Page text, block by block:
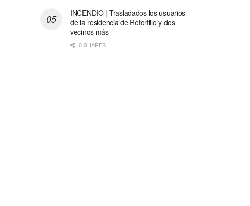
INCENDIO | Trasladados los usuarios
de la residencia de Retortillo y dos
vecinos más
0 SHARES